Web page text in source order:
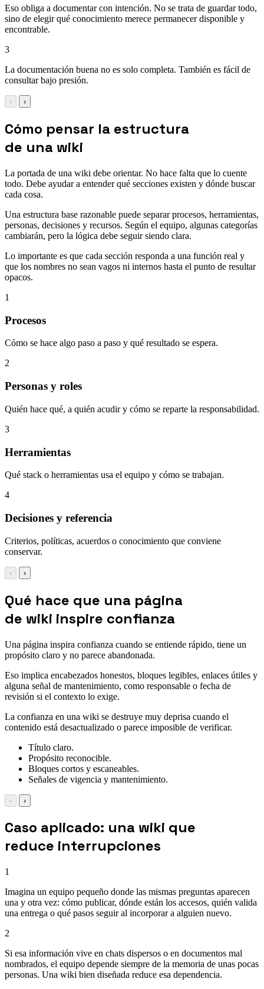
Eso obliga a documentar con intención. No se trata de guardar todo,
sino de elegir qué conocimiento merece permanecer disponible y
encontrable.
3
La documentación buena no es solo completa. También es fácil de
consultar bajo presión.
‹ ›
Cómo pensar la estructura
de una wiki
La portada de una wiki debe orientar. No hace falta que lo cuente
todo. Debe ayudar a entender qué secciones existen y dónde buscar
cada cosa.
Una estructura base razonable puede separar procesos, herramientas,
personas, decisiones y recursos. Según el equipo, algunas categorías
cambiarán, pero la lógica debe seguir siendo clara.
Lo importante es que cada sección responda a una función real y
que los nombres no sean vagos ni internos hasta el punto de resultar
opacos.
1
Procesos
Cómo se hace algo paso a paso y qué resultado se espera.
2
Personas y roles
Quién hace qué, a quién acudir y cómo se reparte la responsabilidad.
3
Herramientas
Qué stack o herramientas usa el equipo y cómo se trabajan.
4
Decisiones y referencia
Criterios, políticas, acuerdos o conocimiento que conviene
conservar.
‹ ›
Qué hace que una página
de wiki inspire confianza
Una página inspira confianza cuando se entiende rápido, tiene un
propósito claro y no parece abandonada.
Eso implica encabezados honestos, bloques legibles, enlaces útiles y
alguna señal de mantenimiento, como responsable o fecha de
revisión si el contexto lo exige.
La confianza en una wiki se destruye muy deprisa cuando el
contenido está desactualizado o parece imposible de verificar.
Título claro.
Propósito reconocible.
Bloques cortos y escaneables.
Señales de vigencia y mantenimiento.
‹ ›
Caso aplicado: una wiki que
reduce interrupciones
1
Imagina un equipo pequeño donde las mismas preguntas aparecen
una y otra vez: cómo publicar, dónde están los accesos, quién valida
una entrega o qué pasos seguir al incorporar a alguien nuevo.
2
Si esa información vive en chats dispersos o en documentos mal
nombrados, el equipo depende siempre de la memoria de unas pocas
personas. Una wiki bien diseñada reduce esa dependencia.